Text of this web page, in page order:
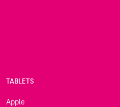
TABLETS
Apple